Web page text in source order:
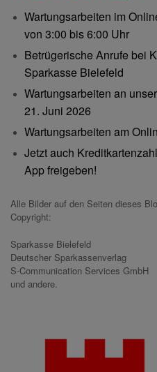
Wartungsarbeiten im
von 3:00 bis 6:00 Uhr
Betrügerische Anrufe bei
Sparkasse Bielefeld
Wartungsarbeiten an
21. Juni 2026
Wartungsarbeiten am
Jetzt auch
App freigeben!
Alle Bilder auf den Seiten dieses
Copyright:
Sparkasse Bielefeld
Deutscher Sparkassenverlag
S-Communication Services GmbH
und andere.